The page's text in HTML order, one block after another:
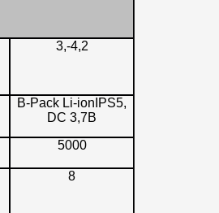
3,-4,2
B-Pack Li-ionIPS5,
DC 3,7B
5000
8